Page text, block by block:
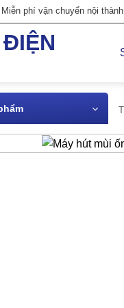
phí vận chuyển nội thành